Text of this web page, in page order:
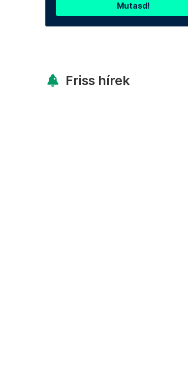
Mutasd!
Friss hírek